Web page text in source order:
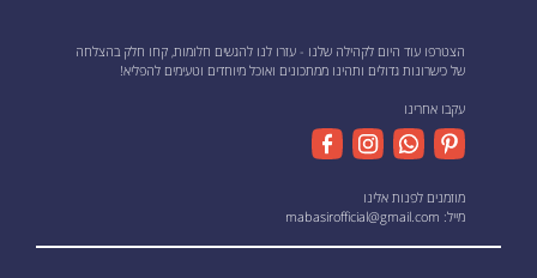
הצטרפו עוד היום לקהילה שלנו - עזרו לנו להגשים חלומות, קחו חלק בהצלחה
של כישרונות גדולים ותהינו ממתכונים ואוכל מיוחדים וטעימים להפליא!
עקבו אחרינו
מוזמנים לפנות אלינו
מייל: mabasirofficial@gmail.com